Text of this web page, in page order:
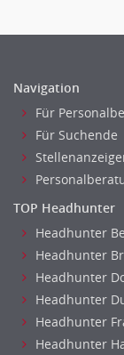
rec2rec
Recruiting,
Referent
Anwaltschaft
Justiziariat,
Notar-,
Notariat
Richter,
Analyst
Asset-/Fonds-
Versicherungen
Navigation
Für
Für Suchende
TOP Headhunter
Headhunter
Headhunter
Headhunter
Headhunter
Headhunter
Headhunter